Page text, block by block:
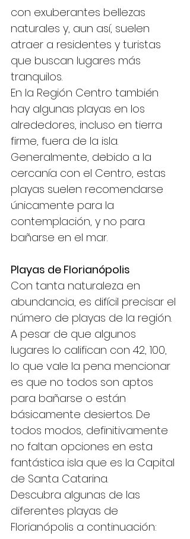
con exuberantes bellezas
naturales y, aun así, suelen
atraer a residentes y turistas
que buscan lugares más
tranquilos.
En la Región Centro también
hay algunas playas en los
alrededores, incluso en tierra
firme, fuera de la isla.
Generalmente, debido a la
cercanía con el Centro, estas
playas suelen recomendarse
únicamente para la
contemplación, y no para
bañarse en el mar.
Playas de Florianópolis
Con tanta naturaleza en
abundancia, es difícil precisar el
número de playas de la región.
A pesar de que algunos
lugares lo califican con 42, 100,
lo que vale la pena mencionar
es que no todos son aptos
para bañarse o están
básicamente desiertos. De
todos modos, definitivamente
no faltan opciones en esta
fantástica isla que es la Capital
de Santa Catarina.
Descubra algunas de las
diferentes playas de
Florianópolis a continuación: